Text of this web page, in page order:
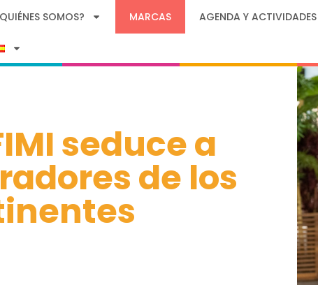
SOMOS? MARCAS AGENDA Y ACTIVIDADES
seduce a
de los